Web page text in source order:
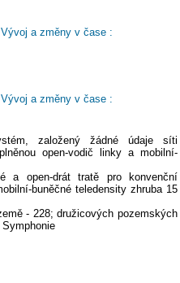
Vývoj a změny v čase :
Vývoj a změny v čase :
založený žádné údaje síti
open-vodič linky a mobilní-
a open-drát tratě pro konvenční
buněčné teledensity zhruba 15
- 228; družicových pozemských